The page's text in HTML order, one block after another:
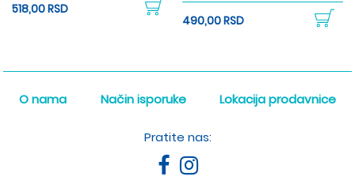
518,00 RSD
490,00 RSD
O nama Način isporuke Lokacija prodavnice
Pratite nas: